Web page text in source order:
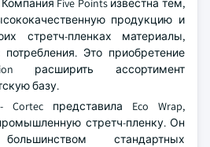
Five Points известна тем,
продукцию и
стретч-пленках материалы,
Это приобретение
расширить ассортимент
базу.
представила Eco Wrap,
стретч-пленку. Он
стандартных